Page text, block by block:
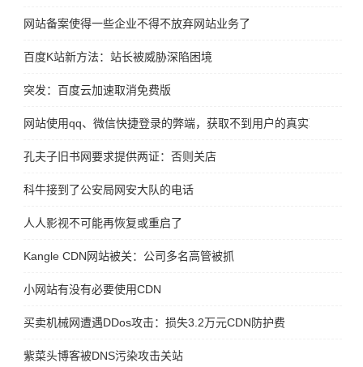
网站备案使得一些企业不得不放弃网站业务了
百度K站新方法：站长被威胁深陷困境
突发：百度云加速取消免费版
网站使用qq、微信快捷登录的弊端，获取不到用户的真实联系方式
孔夫子旧书网要求提供两证：否则关店
科牛接到了公安局网安大队的电话
人人影视不可能再恢复或重启了
Kangle CDN网站被关：公司多名高管被抓
小网站有没有必要使用CDN
​买卖机械网遭遇DDos攻击：损失3.2万元CDN防护费
紫菜头博客被DNS污染攻击关站